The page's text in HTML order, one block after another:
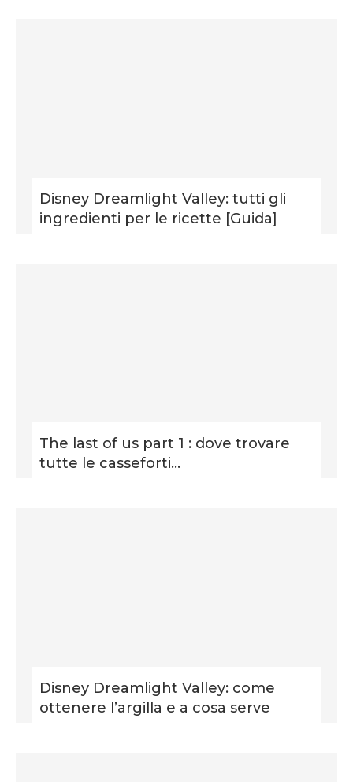
Disney Dreamlight Valley: tutti gli
ingredienti per le ricette [Guida]
The last of us part 1 : dove trovare
tutte le casseforti...
Disney Dreamlight Valley: come
ottenere l’argilla e a cosa serve